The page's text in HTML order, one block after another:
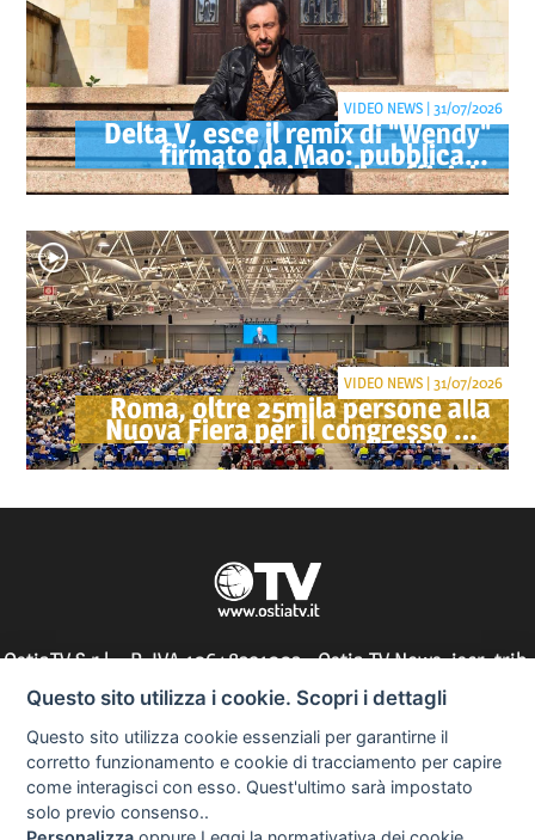
Delta V, esce il remix di "Wendy"
firmato da Mao: pubblicato
anche il videoclip ufficiale
VIDEO NEWS | 31/07/2026
Roma, oltre 25mila persone alla
Nuova Fiera per il congresso dei
Testimoni di Geova "Felici per
sempre"
VIDEO NEWS | 31/07/2026
OstiaTV S.r.l. - P. IVA 10648291002 - Ostia TV News, iscr. trib.
di Roma n° 197/2010 - direttore responsabile: Silvia Tocci
Informazioni utili
Questo sito utilizza i cookie. Scopri i dettagli
Questo sito utilizza cookie essenziali per garantirne il
corretto funzionamento e cookie di tracciamento per capire
come interagisci con esso. Quest'ultimo sarà impostato
solo previo consenso..